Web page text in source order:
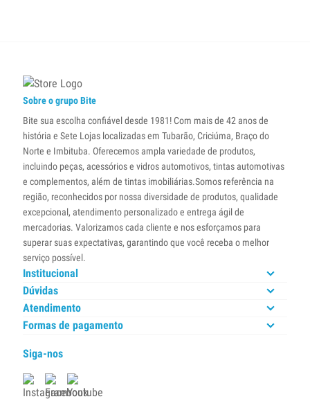
Sobre o grupo Bite
Bite sua escolha confiável desde 1981! Com mais de 42 anos de
história e Sete Lojas localizadas em Tubarão, Criciúma, Braço do
Norte e Imbituba. Oferecemos ampla variedade de produtos,
incluindo peças, acessórios e vidros automotivos, tintas automotivas
e complementos, além de tintas imobiliárias.Somos referência na
região, reconhecidos por nossa diversidade de produtos, qualidade
excepcional, atendimento personalizado e entrega ágil de
mercadorias. Valorizamos cada cliente e nos esforçamos para
superar suas expectativas, garantindo que você receba o melhor
serviço possível.
Institucional
Dúvidas
Atendimento
Formas de pagamento
Siga-nos